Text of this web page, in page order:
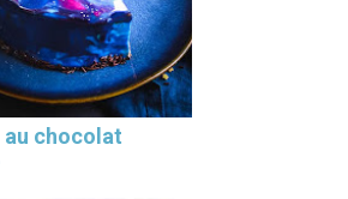
au chocolat